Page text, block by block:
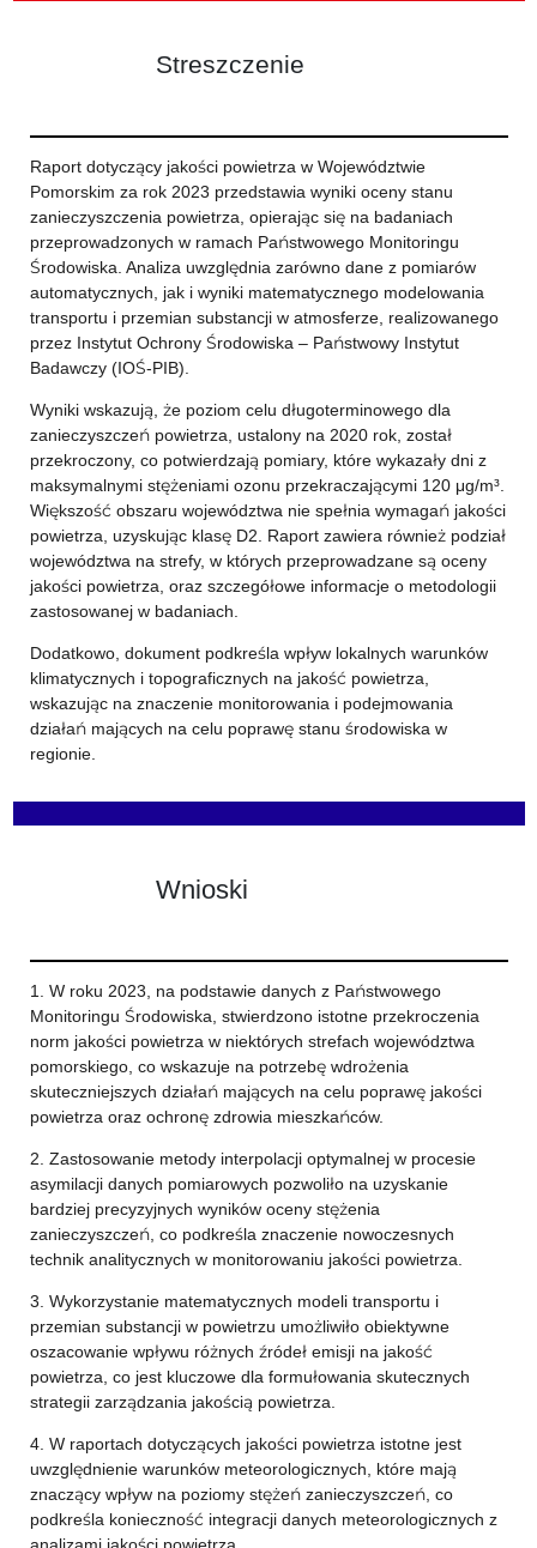
Streszczenie
Raport dotyczący jakości powietrza w Województwie
Pomorskim za rok 2023 przedstawia wyniki oceny stanu
zanieczyszczenia powietrza, opierając się na badaniach
przeprowadzonych w ramach Państwowego Monitoringu
Środowiska. Analiza uwzględnia zarówno dane z pomiarów
automatycznych, jak i wyniki matematycznego modelowania
transportu i przemian substancji w atmosferze, realizowanego
przez Instytut Ochrony Środowiska – Państwowy Instytut
Badawczy (IOŚ-PIB).
Wyniki wskazują, że poziom celu długoterminowego dla
zanieczyszczeń powietrza, ustalony na 2020 rok, został
przekroczony, co potwierdzają pomiary, które wykazały dni z
maksymalnymi stężeniami ozonu przekraczającymi 120 μg/m³.
Większość obszaru województwa nie spełnia wymagań jakości
powietrza, uzyskując klasę D2. Raport zawiera również podział
województwa na strefy, w których przeprowadzane są oceny
jakości powietrza, oraz szczegółowe informacje o metodologii
zastosowanej w badaniach.
Dodatkowo, dokument podkreśla wpływ lokalnych warunków
klimatycznych i topograficznych na jakość powietrza,
wskazując na znaczenie monitorowania i podejmowania
działań mających na celu poprawę stanu środowiska w
regionie.
Wnioski
1. W roku 2023, na podstawie danych z Państwowego
Monitoringu Środowiska, stwierdzono istotne przekroczenia
norm jakości powietrza w niektórych strefach województwa
pomorskiego, co wskazuje na potrzebę wdrożenia
skuteczniejszych działań mających na celu poprawę jakości
powietrza oraz ochronę zdrowia mieszkańców.
2. Zastosowanie metody interpolacji optymalnej w procesie
asymilacji danych pomiarowych pozwoliło na uzyskanie
bardziej precyzyjnych wyników oceny stężenia
zanieczyszczeń, co podkreśla znaczenie nowoczesnych
technik analitycznych w monitorowaniu jakości powietrza.
3. Wykorzystanie matematycznych modeli transportu i
przemian substancji w powietrzu umożliwiło obiektywne
oszacowanie wpływu różnych źródeł emisji na jakość
powietrza, co jest kluczowe dla formułowania skutecznych
strategii zarządzania jakością powietrza.
4. W raportach dotyczących jakości powietrza istotne jest
uwzględnienie warunków meteorologicznych, które mają
znaczący wpływ na poziomy stężeń zanieczyszczeń, co
podkreśla konieczność integracji danych meteorologicznych z